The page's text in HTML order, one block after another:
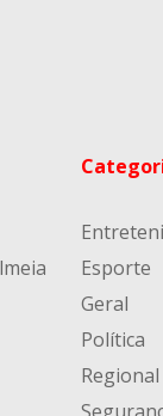
Esporte
Geral
Política
Regional